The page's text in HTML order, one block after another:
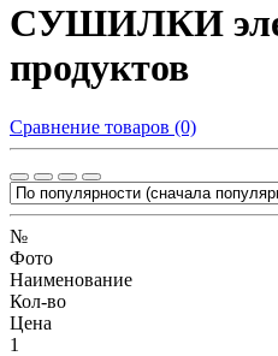
СУШИЛКИ
продуктов
Сравнение товаров (0)
№
Фото
Наименование
Кол-во
Цена
1